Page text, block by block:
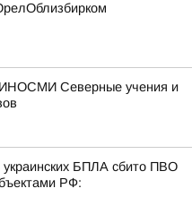
Северные учения и
БПЛА сбито ПВО
РФ: